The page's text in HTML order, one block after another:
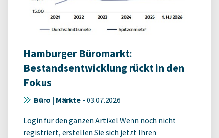
Hamburger Büromarkt:
Bestandsentwicklung rückt in den
Fokus
Büro | Märkte - 03.07.2026
Login für den ganzen Artikel Wenn noch nicht
registriert, erstellen Sie sich jetzt Ihren